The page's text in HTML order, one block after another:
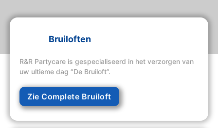
Bruiloften
R&R Partycare is gespecialiseerd in het verzorgen van
uw ultieme dag “De Bruiloft”.
Zie Complete Bruiloft